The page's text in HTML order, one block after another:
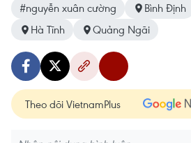
#nguyễn xuân cường
Bình Định
Hà Tĩnh
Quảng Ngãi
Theo dõi VietnamPlus